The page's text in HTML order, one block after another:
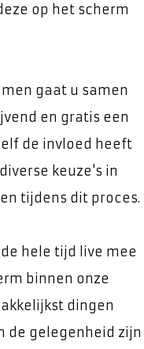
op het scherm
gaat u samen
en gratis een
de invloed heeft
keuze's in
tijdens dit proces.
hele tijd live mee
binnen onze
dingen
de gelegenheid zijn